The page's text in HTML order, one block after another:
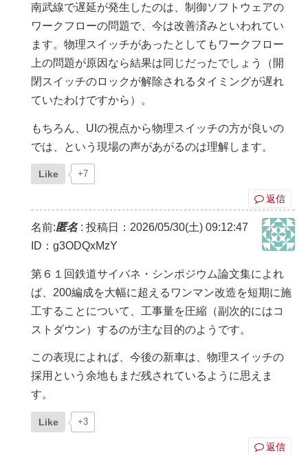
南武線で遅延が発生したのは、制御ソフトウェアの
ワークフローの問題で、今は改善済みといわれてい
ます。物理スイッチがあったとしてもワークフロー
上の問題が原因なら結果は同じだったでしょう（開
閉スイッチのロックが解除されるタイミングが遅れ
ていたわけですから）。
もちろん、UIの視点から物理スイッチの方が良いの
では、という現場の声があがるのは理解します。
Like +7
返信
名前:匿名: 投稿日：2026/05/30(土) 09:12:47
ID：g3ODQxMzY
第６１回鉄道サイバネ・シンポジウム論文集によれ
ば、200編成を大幅に超えるワンマン改造を短期に施
工することについて、工事量を圧縮（副次的にはコ
ストダウン）するのが主な目的のようです。
この表現によれば、今後の新車は、物理スイッチの
採用という余地もまだ残されているように思えま
す。
Like +3
返信